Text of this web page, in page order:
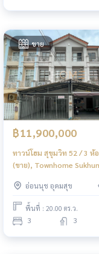
ขาย
฿11,900,000
ทาวน์โฮม สุขุมวิท 52 / 3 ห้
(ขาย), Townhome
PALM780
อ่อนนุช อุดมสุข
พื้นที่ : 20.00 ตร.ว.
3 3